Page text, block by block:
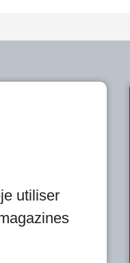
utiliser